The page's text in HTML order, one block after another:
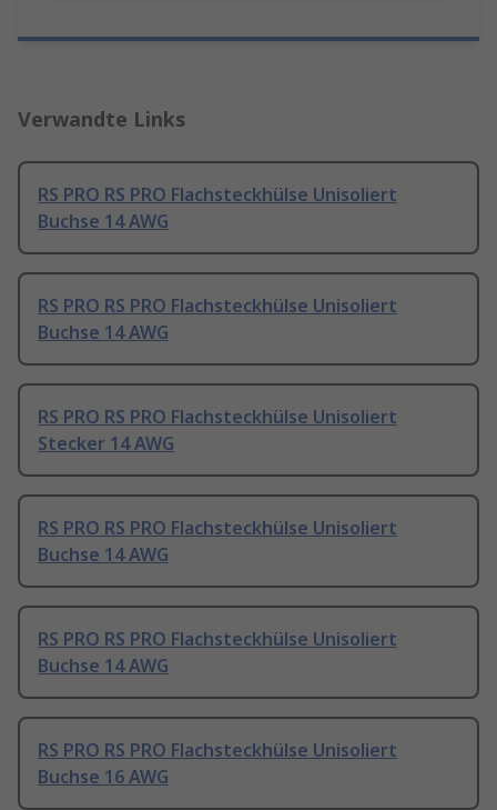
Verwandte Links
RS PRO RS PRO Flachsteckhülse Unisoliert
Buchse 14 AWG
RS PRO RS PRO Flachsteckhülse Unisoliert
Buchse 14 AWG
RS PRO RS PRO Flachsteckhülse Unisoliert
Stecker 14 AWG
RS PRO RS PRO Flachsteckhülse Unisoliert
Buchse 14 AWG
RS PRO RS PRO Flachsteckhülse Unisoliert
Buchse 14 AWG
RS PRO RS PRO Flachsteckhülse Unisoliert
Buchse 16 AWG